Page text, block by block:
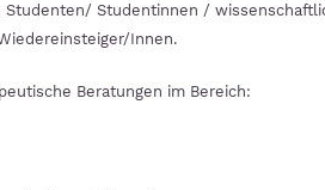
Studenten/ Studentinnen /
Innen.
Beratungen im Bereich: